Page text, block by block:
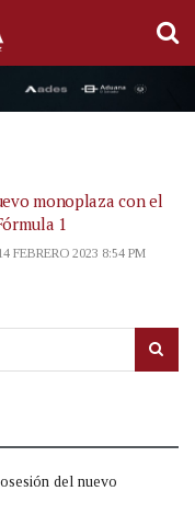
monoplaza con el
1
FEBRERO 2023 8:54 PM
del nuevo